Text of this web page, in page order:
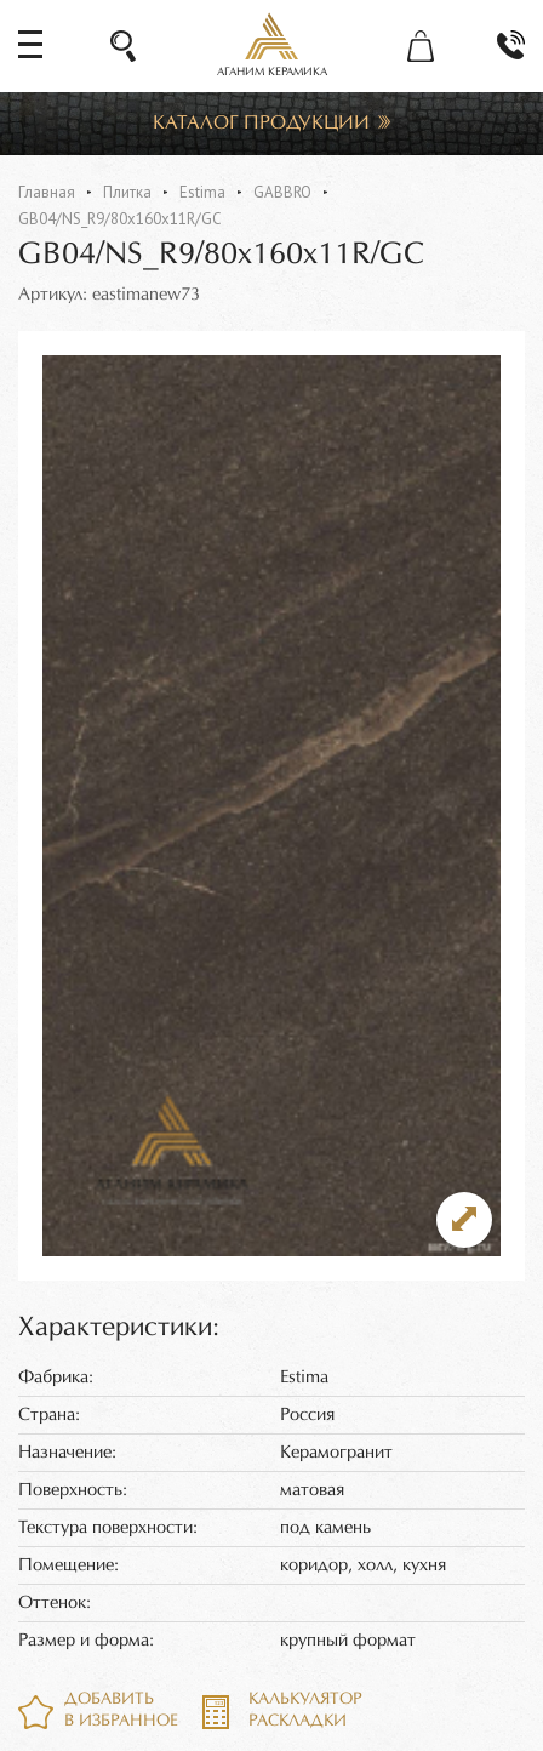
АГАНИМ КЕРАМИКА
КАТАЛОГ ПРОДУКЦИИ
Главная Плитка Estima
GABBRO
GB04/NS_R9/80x160x11R/GC
GB04/NS_R9/80x160x11R/GC
Артикул: eastimanew73
Характеристики:
Фабрика: Estima
Страна: Россия
Назначение: Керамогранит
Поверхность: матовая
Текстура поверхности: под камень
Помещение: коридор, холл, кухня
Оттенок:
Размер и форма: крупный формат
ДОБАВИТЬ
В ИЗБРАННОЕ
КАЛЬКУЛЯТОР
РАСКЛАДКИ